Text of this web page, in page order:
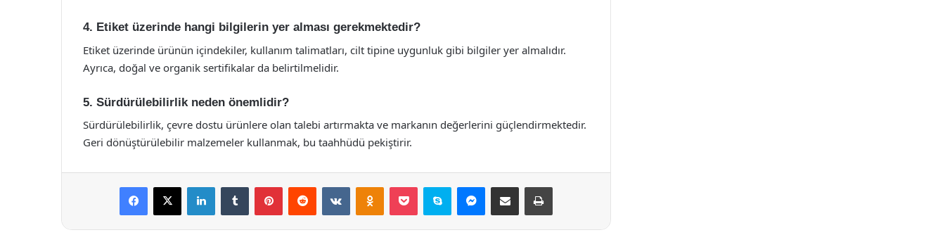
4. Etiket üzerinde hangi bilgilerin yer alması gerekmektedir?
Etiket üzerinde ürünün içindekiler, kullanım talimatları, cilt tipine uygunluk gibi bilgiler yer almalıdır.
Ayrıca, doğal ve organik sertifikalar da belirtilmelidir.
5. Sürdürülebilirlik neden önemlidir?
Sürdürülebilirlik, çevre dostu ürünlere olan talebi artırmakta ve markanın değerlerini güçlendirmektedir.
Geri dönüştürülebilir malzemeler kullanmak, bu taahhüdü pekiştirir.
Facebook
X LinkedInTumblr PinterestReddit VKontakteOdnoklassniki
Pocket Skype Messenger
E-Posta ile paylaş Yazdır